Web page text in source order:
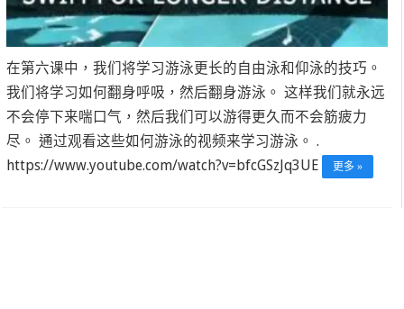
在第六课中，我们将学习游泳更长的自由泳和仰泳的技巧。
我们将学习如何翻身呼吸，然后翻身游泳。 这样我们就永远
不会停下来喘口气，然后我们可以游得更久而不会筋疲力
尽。 通过观看这些如何游泳的视频来学习游泳。 .
https://www.youtube.com/watch?v=bfcGSzJq3UE
更多 »